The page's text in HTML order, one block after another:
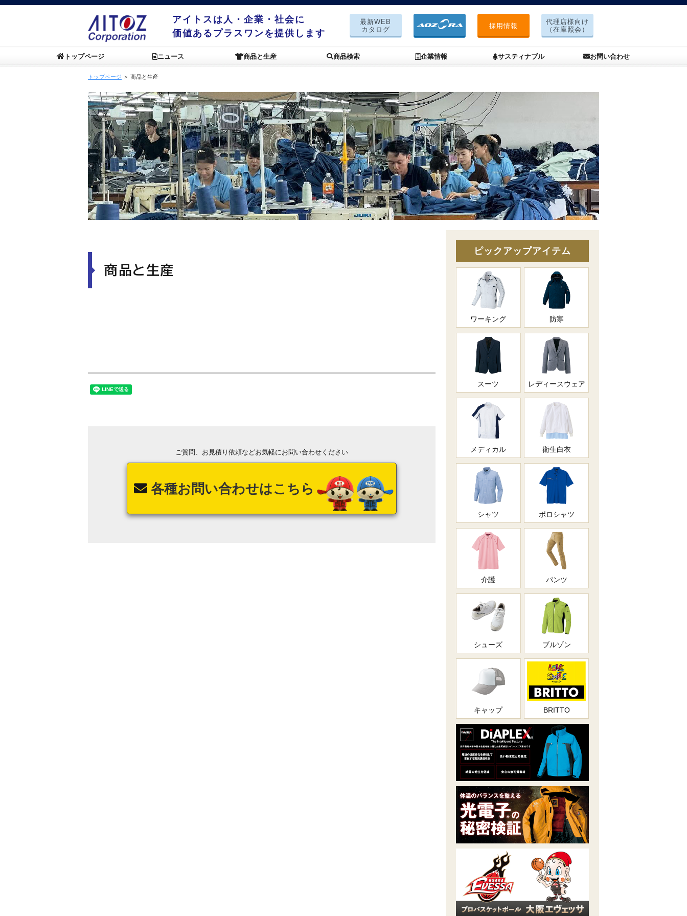
アイトスは人・企業・社会に
価値あるプラスワンを提供します
最新WEB
カタログ
採用情報
代理店様向け
（在庫照会）
トップページ ニュース 商品と生産 商品検索 企業情報 サスティナブル お問い合わせ
トップページ ＞ 商品と生産
商品と生産
ご質問、お見積り依頼などお気軽にお問い合わせください
各種お問い合わせはこちら
ピックアップアイテム
ワーキング 防寒
スーツ レディースウェア
メディカル 衛生白衣
シャツ ポロシャツ
介護 パンツ
シューズ ブルゾン
キャップ BRITTO